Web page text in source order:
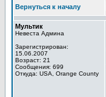
Вернуться к началу
Мультик
Невеста Админа
Зарегистрирован:
15.06.2007
Возраст: 21
Сообщения: 699
Откуда: USA, Orange County